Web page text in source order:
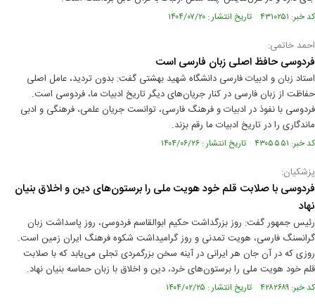
کد خبر: ۴۳۱۰۲۵۱ تاریخ انتشار : ۱۴۰۴/۰۷/۲۰
احمد خاتمی:
فردوسی حافظ اصلی زبان فارسی است
استاد زبان و ادبیات فارسی دانشگاه شهید بهشتی گفت: بدون تردید، عامل اصلی
حفاظت از زبان فارسی در کنار جریان‌های دیگر تاریخ ادبیات ما، فردوسی است.
فردوسی با نفوذ در ادبیات و فرهنگ فارسی، توانست جریان علمی، فرهنگی و ادبی
ماندگاری را در تاریخ ادبیات ما رقم بزند.
کد خبر: ۴۳۰۵۵۵۱ تاریخ انتشار : ۱۴۰۴/۰۶/۲۶
پزشکیان:
فردوسی با صلابت قلم خود هویت ملی را برستون‌های دین و اخلاق بنیان
نهاد
رئیس جمهور گفت: روز بزرگداشت حکیم ابوالقاسم فردوسی، روز پاسداشت زبان
گرانسنگ فارسی، هویت تمدنی و روز گرامیداشت شکوه فرهنگ ایران زمین است.
روزی که در آن جان هر ایرانی در آینه سخن بزرگمردی تجلی می‌یابد که با صلابت
قلم خود هویت ملی را برستون‌های خرد، دین و اخلاق با زبان حماسه بنیان نهاد.
کد خبر: ۴۲۸۲۶۸۹ تاریخ انتشار : ۱۴۰۴/۰۲/۲۵